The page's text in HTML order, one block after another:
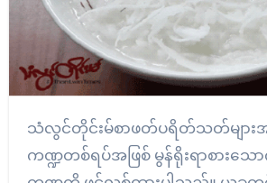
သံလွင်တိုင်းမ်စာဖတ်ပရိတ်သတ်များအတွက် အထူး
ကဏ္ဍတစ်ရပ်အဖြစ် မွန်ရိုးရာစားသေ